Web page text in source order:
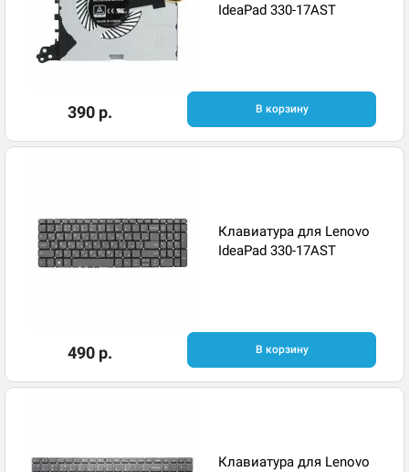
IdeaPad 330-17AST
390 р. В корзину
Клавиатура для Lenovo
IdeaPad 330-17AST
490 р. В корзину
Клавиатура для Lenovo